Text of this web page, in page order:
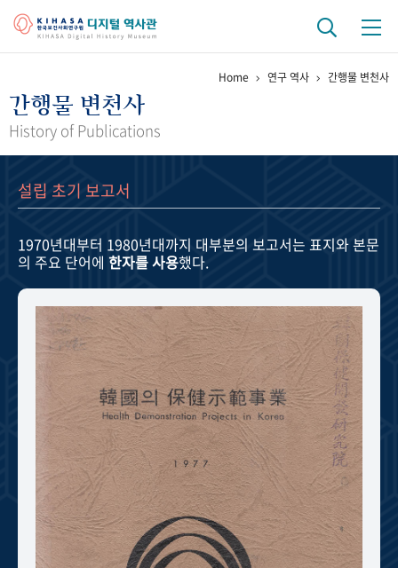
걸어온 길 기관 변천사
정책과 연구 키워드로 보는 연구 역사
연구자들
기록물 아카이브
사진 아카이브 문서 기록물 행정박물 영상 기록물
주년 기념
성과 50선 숫자로 보는 50년 50+1주년 광장
세계와 함께 한 KIHASA
VR 역사관
Home 연구 역사 간행물 변천사
간행물 변천사
History of Publications
설립 초기 보고서
1970년대부터 1980년대까지 대부분의 보고서는 표지와 본문
의 주요 단어에 한자를 사용했다.